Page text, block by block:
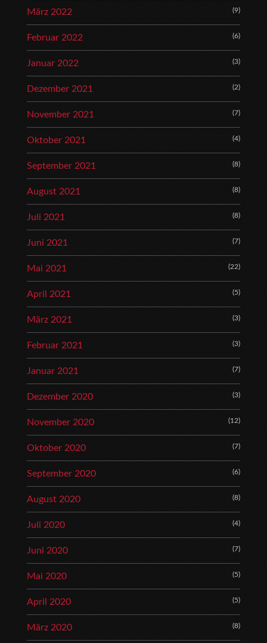
März 2022 (9)
Februar 2022 (6)
Januar 2022 (3)
Dezember 2021 (2)
November 2021 (7)
Oktober 2021 (4)
September 2021 (8)
August 2021 (8)
Juli 2021 (8)
Juni 2021 (7)
Mai 2021 (22)
April 2021 (5)
März 2021 (3)
Februar 2021 (3)
Januar 2021 (7)
Dezember 2020 (3)
November 2020 (12)
Oktober 2020 (7)
September 2020 (6)
August 2020 (8)
Juli 2020 (4)
Juni 2020 (7)
Mai 2020 (5)
April 2020 (5)
März 2020 (8)